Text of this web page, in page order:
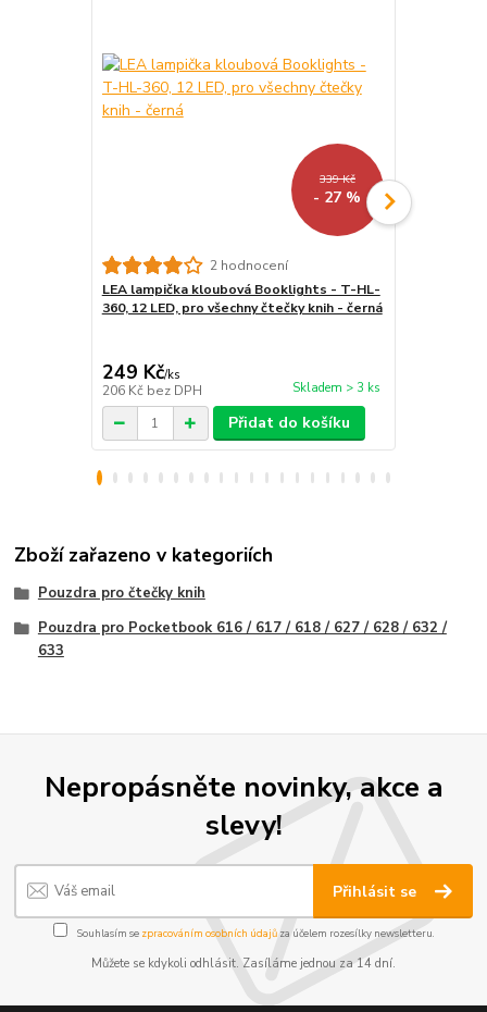
339 Kč
- 27 %
2 hodnocení
LEA lampička kloubová Booklights - T-HL-
360, 12 LED, pro všechny čtečky knih - černá
249 Kč/ks
206 Kč bez DPH Skladem > 3 ks
Přidat do košíku
Zboží zařazeno v kategoriích
Pouzdra pro čtečky knih
Pouzdra pro Pocketbook 616 / 617 / 618 / 627 / 628 / 632 /
633
Nepropásněte novinky, akce a
slevy!
Přihlásit se
Souhlasím se zpracováním osobních údajůza účelem rozesílky newsletteru.
Můžete se kdykoli odhlásit. Zasíláme jednou za 14 dní.